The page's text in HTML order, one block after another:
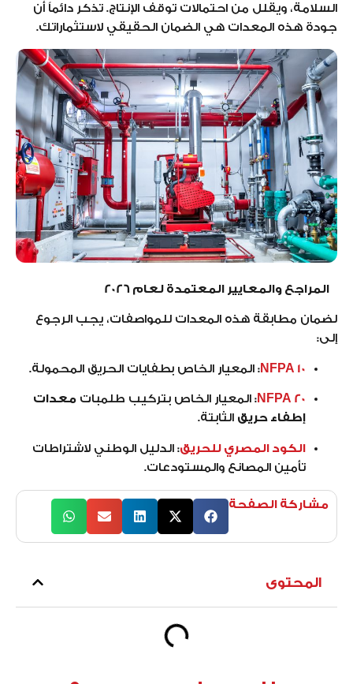
السلامة، ويقلل من احتمالات توقف الإنتاج. تذكر دائماً أن
جودة هذه المعدات هي الضمان الحقيقي لاستثماراتك.
المراجع والمعايير المعتمدة لعام 2026
لضمان مطابقة هذه المعدات للمواصفات، يجب الرجوع
إلى:
NFPA 10
: المعيار الخاص بطفايات الحريق المحمولة.
NFPA 20
: المعيار الخاص بتركيب طلمبات معدات
إطفاء حريق الثابتة.
الكود المصري للحريق: الدليل الوطني لاشتراطات
تأمين المصانع والمستودعات.
مشاركة الصفحة
المحتوى